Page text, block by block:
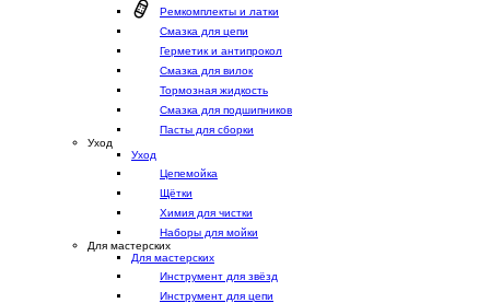
Ремкомплекты и латки
Смазка для цепи
Герметик и антипрокол
Смазка для вилок
Тормозная жидкость
Смазка для подшипников
Пасты для сборки
Уход
Уход
Цепемойка
Щётки
Химия для чистки
Наборы для мойки
Для мастерских
Для мастерских
Инструмент для звёзд
Инструмент для цепи